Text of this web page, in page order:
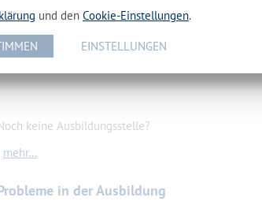
unseres OSZ beim Pokalmehr…
keine Ausbildungsstelle?
mehr…
in der Ausbildung
und den Cookie-Einstellungen.
EINSTELLUNGEN